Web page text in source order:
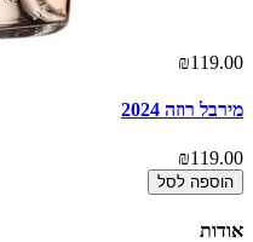
₪119.00
מירבל רוזה 2024
₪119.00
הוספה לסל
אודות